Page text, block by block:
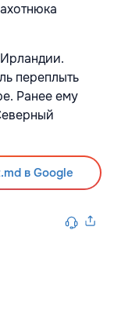
переплыть
Ранее ему
в Google